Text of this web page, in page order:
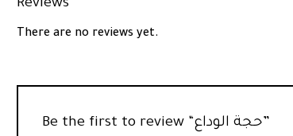
Reviews
There are no reviews yet.
Be the first to review “حجة الوداع”